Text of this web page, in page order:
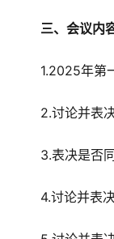
三、会议内
1.2025年第
2.讨论并表
3.表决是否
4.讨论并表